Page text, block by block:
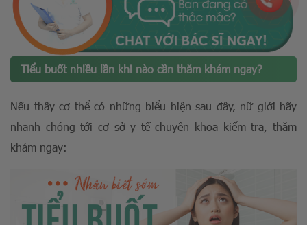
Tiểu buốt nhiều lần khi nào cần thăm khám ngay?
Nếu thấy cơ thể có những biểu hiện sau đây, nữ giới hãy
nhanh chóng tới cơ sở y tế chuyên khoa kiểm tra, thăm
khám ngay: